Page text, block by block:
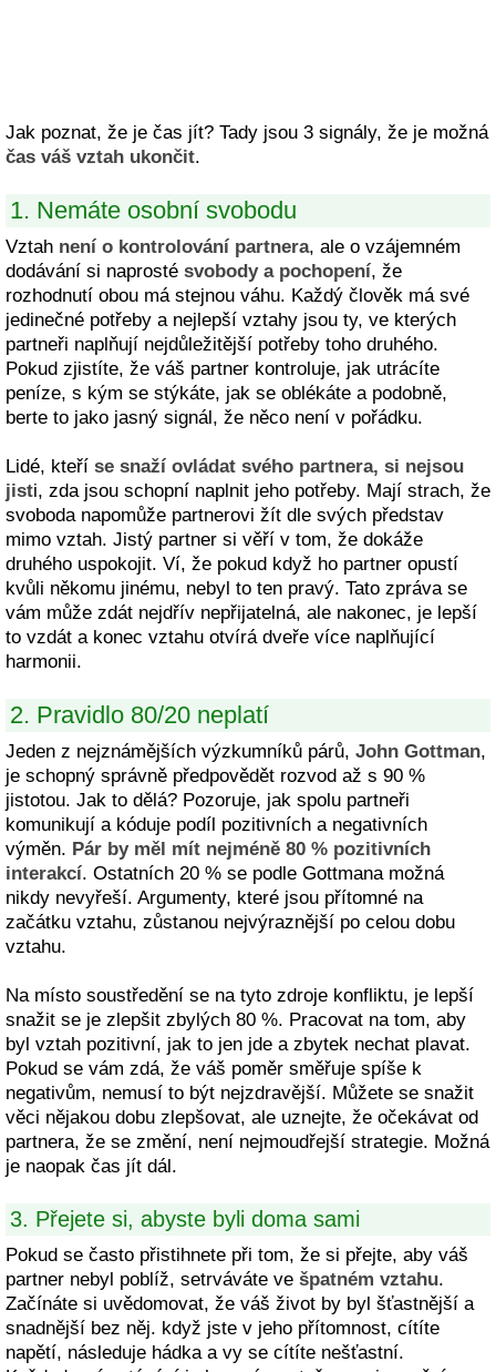
Jak poznat, že je čas jít? Tady jsou 3 signály, že je možná
čas váš vztah ukončit.
1. Nemáte osobní svobodu
Vztah není o kontrolování partnera, ale o vzájemném
dodávání si naprosté svobody a pochopení, že
rozhodnutí obou má stejnou váhu. Každý člověk má své
jedinečné potřeby a nejlepší vztahy jsou ty, ve kterých
partneři naplňují nejdůležitější potřeby toho druhého.
Pokud zjistíte, že váš partner kontroluje, jak utrácíte
peníze, s kým se stýkáte, jak se oblékáte a podobně,
berte to jako jasný signál, že něco není v pořádku.
Lidé, kteří se snaží ovládat svého partnera, si nejsou
jisti, zda jsou schopní naplnit jeho potřeby. Mají strach, že
svoboda napomůže partnerovi žít dle svých představ
mimo vztah. Jistý partner si věří v tom, že dokáže
druhého uspokojit. Ví, že pokud když ho partner opustí
kvůli někomu jinému, nebyl to ten pravý. Tato zpráva se
vám může zdát nejdřív nepřijatelná, ale nakonec, je lepší
to vzdát a konec vztahu otvírá dveře více naplňující
harmonii.
2. Pravidlo 80/20 neplatí
Jeden z nejznámějších výzkumníků párů, John Gottman,
je schopný správně předpovědět rozvod až s 90 %
jistotou. Jak to dělá? Pozoruje, jak spolu partneři
komunikují a kóduje podíl pozitivních a negativních
výměn. Pár by měl mít nejméně 80 % pozitivních
interakcí. Ostatních 20 % se podle Gottmana možná
nikdy nevyřeší. Argumenty, které jsou přítomné na
začátku vztahu, zůstanou nejvýraznější po celou dobu
vztahu.
Na místo soustředění se na tyto zdroje konfliktu, je lepší
snažit se je zlepšit zbylých 80 %. Pracovat na tom, aby
byl vztah pozitivní, jak to jen jde a zbytek nechat plavat.
Pokud se vám zdá, že váš poměr směřuje spíše k
negativům, nemusí to být nejzdravější. Můžete se snažit
věci nějakou dobu zlepšovat, ale uznejte, že očekávat od
partnera, že se změní, není nejmoudřejší strategie. Možná
je naopak čas jít dál.
3. Přejete si, abyste byli doma sami
Pokud se často přistihnete při tom, že si přejte, aby váš
partner nebyl poblíž, setrváváte ve špatném vztahu.
Začínáte si uvědomovat, že váš život by byl šťastnější a
snadnější bez něj. když jste v jeho přítomnost, cítíte
napětí, následuje hádka a vy se cítíte nešťastní.